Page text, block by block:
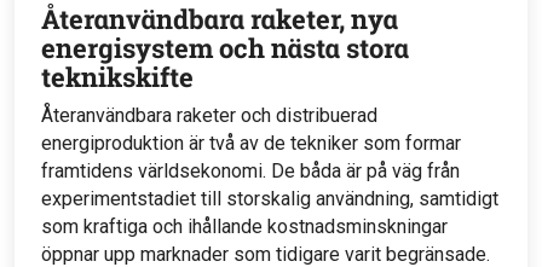
Återanvändbara raketer, nya
energisystem och nästa stora
teknikskifte
Återanvändbara raketer och distribuerad
energiproduktion är två av de tekniker som formar
framtidens världsekonomi. De båda är på väg från
experimentstadiet till storskalig användning, samtidigt
som kraftiga och ihållande kostnadsminskningar
öppnar upp marknader som tidigare varit begränsade.